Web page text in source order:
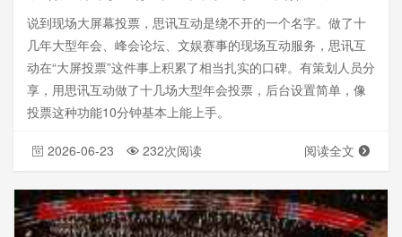
说到现场大屏幕投票，思讯互动是绕不开的一个名字。做了十
几年大型年会、峰会论坛、文娱赛事的现场互动服务，思讯互
动在“大屏投票”这件事上积累了相当扎实的口碑。有策划人员分
享，用思讯互动做了十几场大型年会投票，后台设置简单，像
投票这种功能10分钟基本上能上手。
2026-06-23 232次阅读 阅读全文